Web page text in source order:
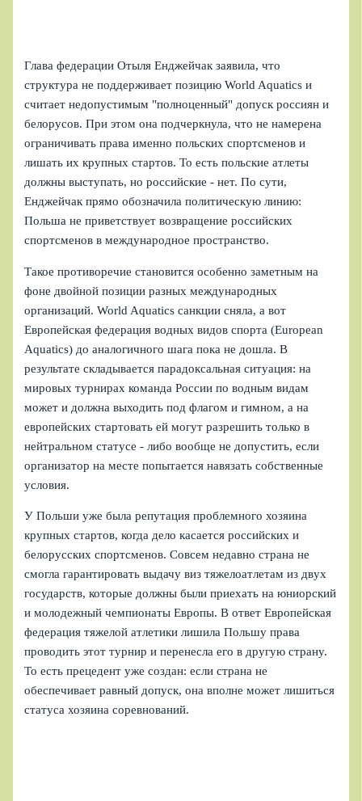
Глава федерации Отыля Енджейчак заявила, что
структура не поддерживает позицию World Aquatics и
считает недопустимым "полноценный" допуск россиян и
белорусов. При этом она подчеркнула, что не намерена
ограничивать права именно польских спортсменов и
лишать их крупных стартов. То есть польские атлеты
должны выступать, но российские - нет. По сути,
Енджейчак прямо обозначила политическую линию:
Польша не приветствует возвращение российских
спортсменов в международное пространство.
Такое противоречие становится особенно заметным на
фоне двойной позиции разных международных
организаций. World Aquatics санкции сняла, а вот
Европейская федерация водных видов спорта (European
Aquatics) до аналогичного шага пока не дошла. В
результате складывается парадоксальная ситуация: на
мировых турнирах команда России по водным видам
может и должна выходить под флагом и гимном, а на
европейских стартовать ей могут разрешить только в
нейтральном статусе - либо вообще не допустить, если
организатор на месте попытается навязать собственные
условия.
У Польши уже была репутация проблемного хозяина
крупных стартов, когда дело касается российских и
белорусских спортсменов. Совсем недавно страна не
смогла гарантировать выдачу виз тяжелоатлетам из двух
государств, которые должны были приехать на юниорский
и молодежный чемпионаты Европы. В ответ Европейская
федерация тяжелой атлетики лишила Польшу права
проводить этот турнир и перенесла его в другую страну.
То есть прецедент уже создан: если страна не
обеспечивает равный допуск, она вполне может лишиться
статуса хозяина соревнований.